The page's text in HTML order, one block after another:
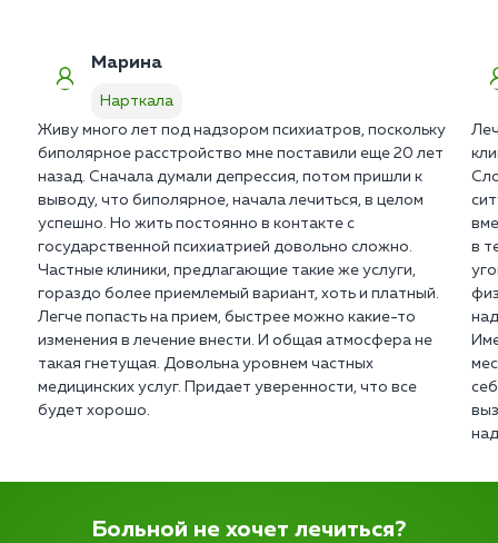
Марина
Нарткала
Живу много лет под надзором психиатров, поскольку
биполярное расстройство мне поставили еще 20 лет
назад. Сначала думали депрессия, потом пришли к
выводу, что биполярное, начала лечиться, в целом
успешно. Но жить постоянно в контакте с
государственной психиатрией довольно сложно.
Частные клиники, предлагающие такие же услуги,
гораздо более приемлемый вариант, хоть и платный.
Легче попасть на прием, быстрее можно какие-то
изменения в лечение внести. И общая атмосфера не
такая гнетущая. Довольна уровнем частных
медицинских услуг. Придает уверенности, что все
будет хорошо.
в
Больной не хочет лечиться?